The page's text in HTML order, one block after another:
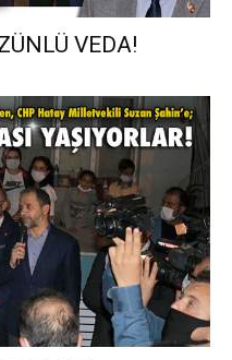
VEDA!